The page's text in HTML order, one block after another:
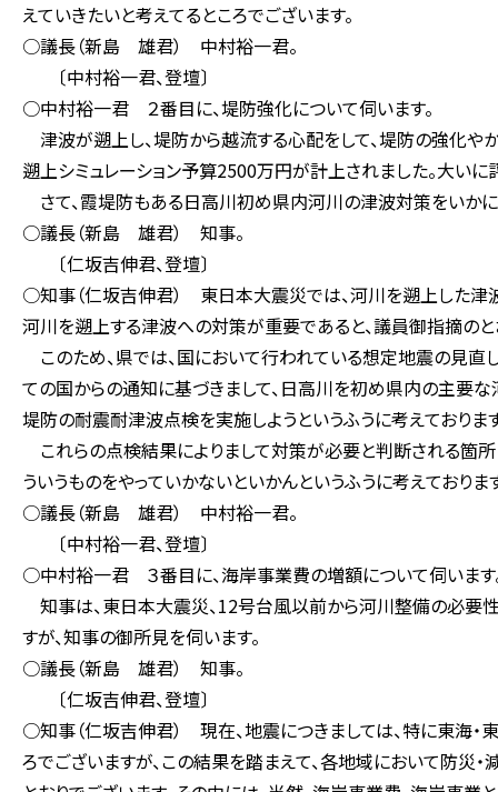
えていきたいと考えてるところでございます。
○議長（新島 雄君） 中村裕一君。
〔中村裕一君、登壇〕
○中村裕一君 ２番目に、堤防強化について伺います。
津波が遡上し、堤防から越流する心配をして、堤防の強化
遡上シミュレーション予算2500万円が計上されました。大い
さて、霞堤防もある日高川初め県内河川の津波対策をいか
○議長（新島 雄君） 知事。
〔仁坂吉伸君、登壇〕
○知事（仁坂吉伸君） 東日本大震災では、河川を遡上した津
河川を遡上する津波への対策が重要であると、議員御指摘のと
このため、県では、国において行われている想定地震の見
ての国からの通知に基づきまして、日高川を初め県内の主要な
堤防の耐震耐津波点検を実施しようというふうに考えておりま
これらの点検結果によりまして対策が必要と判断される箇所
ういうものをやっていかないといかんというふうに考えており
○議長（新島 雄君） 中村裕一君。
〔中村裕一君、登壇〕
○中村裕一君 ３番目に、海岸事業費の増額について伺います
知事は、東日本大震災、12号台風以前から河川整備の必要
すが、知事の御所見を伺います。
○議長（新島 雄君） 知事。
〔仁坂吉伸君、登壇〕
○知事（仁坂吉伸君） 現在、地震につきましては、特に東海
ろでございますが、この結果を踏まえて、各地域において防災